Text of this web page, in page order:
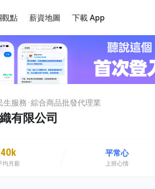
觀點 薪資地圖 下載 App
生服務 綜合商品批發代理業
有限公司
40k
均月薪
平常心
上班心情